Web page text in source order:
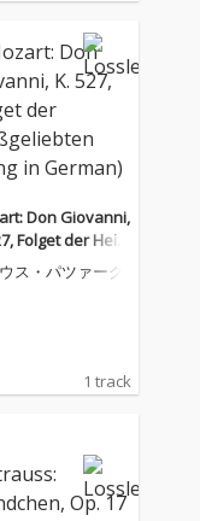
Don Giovanni,
Folget der Heiß
(Sung in Ger
ス・パツァーク
1 track